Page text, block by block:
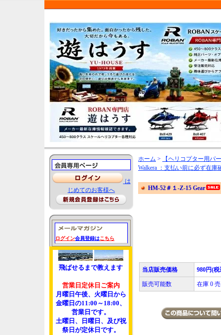
は
じめてのお客様へ
ログイン会員登録はこちら
飛ばせるまで教えます
営業日定休日ご案内
月曜日午後、火曜日から
金曜日の11:00～18:00、
営業日です。
土曜日、日曜日、及び祝
祭日が定休日です。
ホーム >
【ヘリコプター用パ
Walkera ：支払い前に必ず在
HM-52＃１-Z-15 Gear
当店販売価格 980円(税
販売可能数 在庫 0